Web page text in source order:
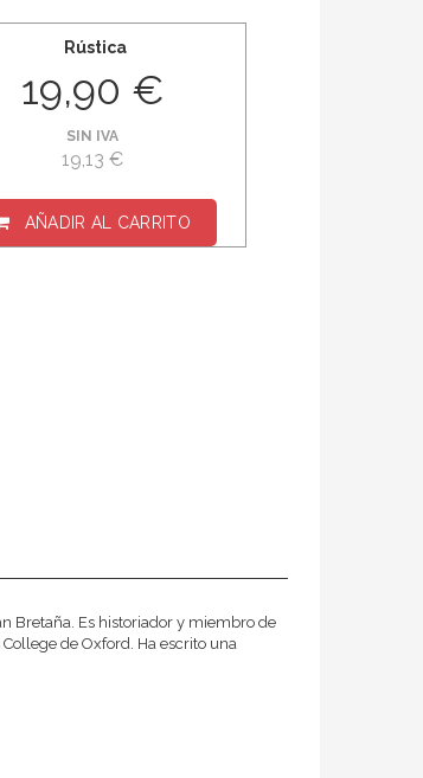
Rústica
19,90 €
SIN IVA
19,13 €
AÑADIR AL CARRITO
Bretaña. Es historiador y miembro de
de Oxford. Ha escrito una